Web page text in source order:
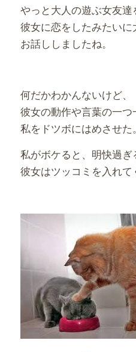
やっと大人の遊ぶ女友達
彼女に恋をしたみたい
お話ししましたね。
何だかわかんないけど、
彼女の動作や言葉の一
私をドツボにはめさせた。
私がボケると、明快過ぎ
彼女はツッコミを入れて